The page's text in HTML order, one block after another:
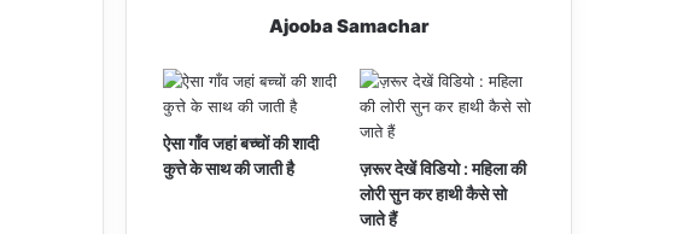
Ajooba Samachar
ऐसा गाँव जहां बच्चों की शादी
कुत्ते के साथ की जाती है
ज़रूर देखें विडियो : महिला की
लोरी सुन कर हाथी कैसे सो
जाते हैं